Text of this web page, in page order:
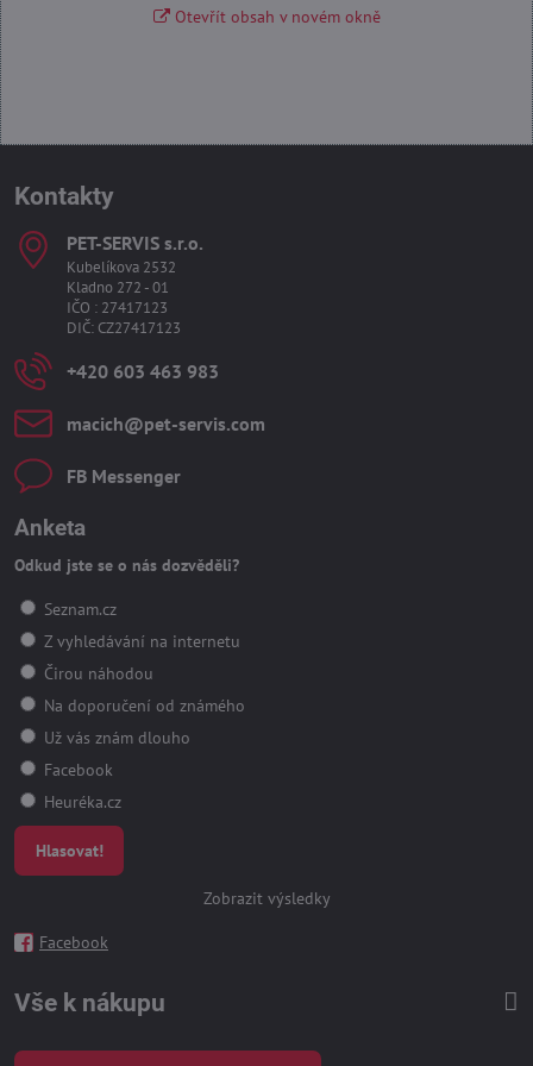
Otevřít obsah v novém okně
Kontakty
PET-SERVIS s​.r​.o​.
Kubelíkova 2532
Kladno 272 - 01
IČO : 27417123
DIČ: CZ27417123
+420 603 463 983
macich​@pet-servis​.com
FB Messenger
Anketa
Odkud jste se o nás dozvěděli?
Seznam.cz
Z vyhledávání na internetu
Čirou náhodou
Na doporučení od známého
Už vás znám dlouho
Facebook
Heuréka.cz
Hlasovat!
Zobrazit výsledky
Facebook
Vše k nákupu